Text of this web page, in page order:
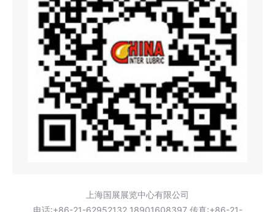
上海国展展览中心有限公司